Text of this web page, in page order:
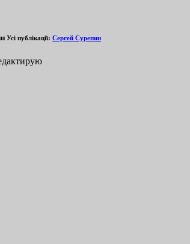
Усі публікації: Сергей Сурепин